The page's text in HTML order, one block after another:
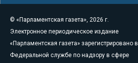
© «Парламентская газета», 2026 г.
Электронное периодическое издание
«Парламентская газета» зарегистрировано в
Федеральной службе по надзору в сфере